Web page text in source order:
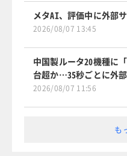
メタAI、評価中に外部
2026/08/07 13:45
中国製ルータ20機種に
台超か…35秒ごとに外
2026/08/07 11:56
も